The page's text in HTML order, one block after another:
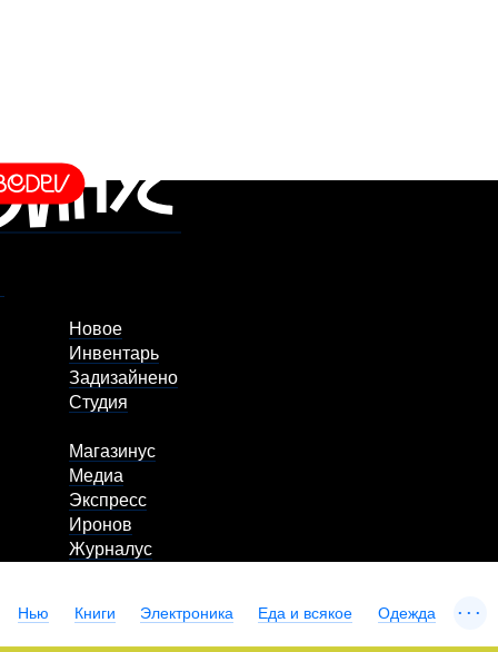
Новое
Инвентарь
Задизайнено
Студия
Магазинус
Медиа
Экспресс
Иронов
Журналус
Нью Книги Электроника Еда и всякое Одежда ...